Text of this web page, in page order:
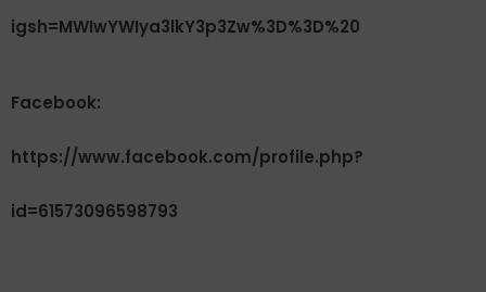
igsh=MWIwYWIya3lkY3p3Zw%3D%3D%20
Facebook:
https://www.facebook.com/profile.php?
id=61573096598793